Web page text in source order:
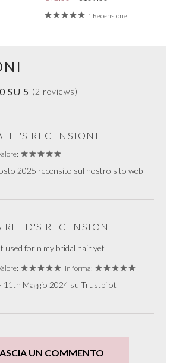
1 Recensione
SU 5 (2 reviews)
RECENSIONE
2025 recensito sul nostro sito web
REED'S RECENSIONE
used for n my bridal hair yet
In forma:
11th Maggio 2024 su Trustpilot
UN COMMENTO